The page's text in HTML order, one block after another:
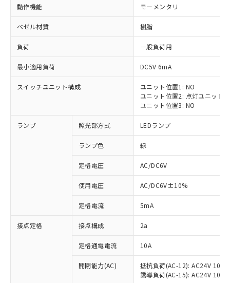
動作機能 モーメンタリ
ベゼル材質 樹脂
負荷 一般負荷用
最小適用負荷 DC5V 6mA
スイッチユニット構成
ユニット位置1: NO
ユニット位置2: 点灯ユニット
ユニット位置3: NO
ランプ 照光部方式 LEDランプ
ランプ色 緑
定格電圧 AC/DC6V
使用電圧 AC/DC6V±10%
定格電流 5mA
接点定格 接点構成 2a
定格通電電流 10A
開閉能力(AC)
抵抗負荷(AC-12): AC24V 10A/
誘導負荷(AC-15): AC24V
ご利用条件
以下の条件をお読みいただき、同意のうえ
ご利用ください。
本サービスは、当社制御機器事業取扱
商品の当社在庫状況および標準価格
(税抜)を提供させていただくもので
当社制御機器事業取扱商品の中には、
対応済み：EU RoHS指令（10物質）の
非含有に対応した製品が提供可能な商品で
対応予定：EU RoHS指令（10物質）の非含
有に対応した製品に切り替える予定のある
対応予定なし：EU RoHS指令（10物質）の
非含有に非対応の商品で、対応品を出す予
調査・確認中：EU RoHS指令（10物質）の
非含有の対応状況を調査中または確認中の
非該当品：ライセンス料など無形物で、有
害物質有無と関係のない商品です。
仕入先様の事情により、非含有部品として
「○」：最大均質材料含有率が中国RoHSの
基準値以下であることを示します。
「×」：最大均質材料含有率が中国RoHSの